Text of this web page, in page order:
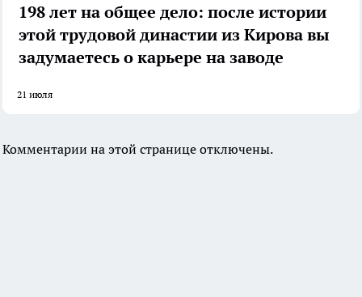
198 лет на общее дело: после истории
этой трудовой династии из Кирова вы
задумаетесь о карьере на заводе
21 июля
Комментарии на этой странице отключены.